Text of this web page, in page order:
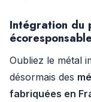
Intégration du
écoresponsable
Oubliez le métal
désormais des
fabriquées en